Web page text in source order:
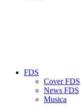
FDS
Cover FDS
News FDS
Musica